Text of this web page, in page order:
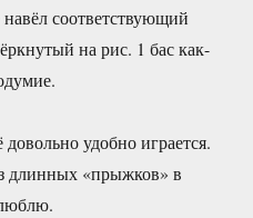
соответствующий
на рис. 1 бас как-
удобно играется.
длинных «прыжков» в